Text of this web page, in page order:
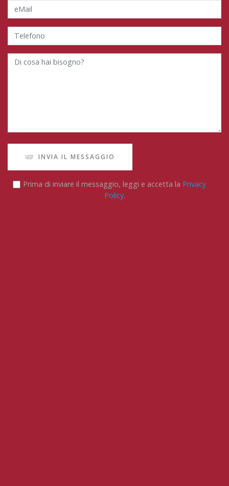
INVIA IL MESSAGGIO
Prima di inviare il messaggio, leggi e accetta la Privacy
Policy.